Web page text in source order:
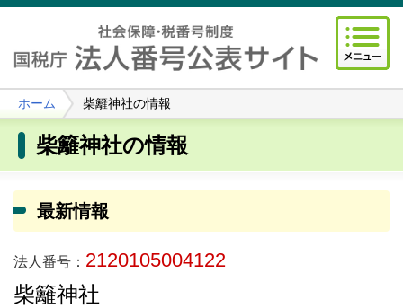
ホーム 柴籬神社の情報
柴籬神社の情報
最新情報
法人番号： 2120105004122
柴籬神社